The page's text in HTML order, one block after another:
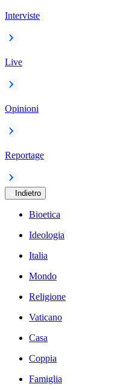
Interviste
Live
Opinioni
Reportage
Indietro
Bioetica
Ideologia
Italia
Mondo
Religione
Vaticano
Casa
Coppia
Famiglia